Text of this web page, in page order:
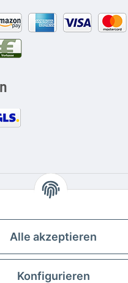
Alle akzeptieren
Konfigurieren